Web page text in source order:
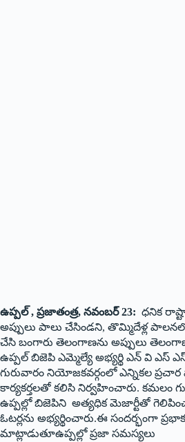
ఉప్పల్ , ప్రజాతంత్ర, నవంబర్ 23: ధనిక
అప్పులు పాలు చేసిండని, తొమ్మిదేళ్ల పాలనలో
చేసి బంగారు తెలంగాణను అప్పులు
ఉప్పల్ బిజెపి ఎమ్మెల్యే అభ్యర్థి ఎన్ వి ఎస్
గురువారం నియోజకవర్గంలో ఎన్నికల
కార్యకర్తలతో కలిసి నిర్వహించారు. కమలం
ఉప్పల్లో బిజెపిని అత్యధిక మెజార్టీతో
ఓటర్లను అభ్యర్థించారు.ఈ సందర్భంగా
మాట్లాడుతూఉప్పల్లో ప్రజా సమస్యలు